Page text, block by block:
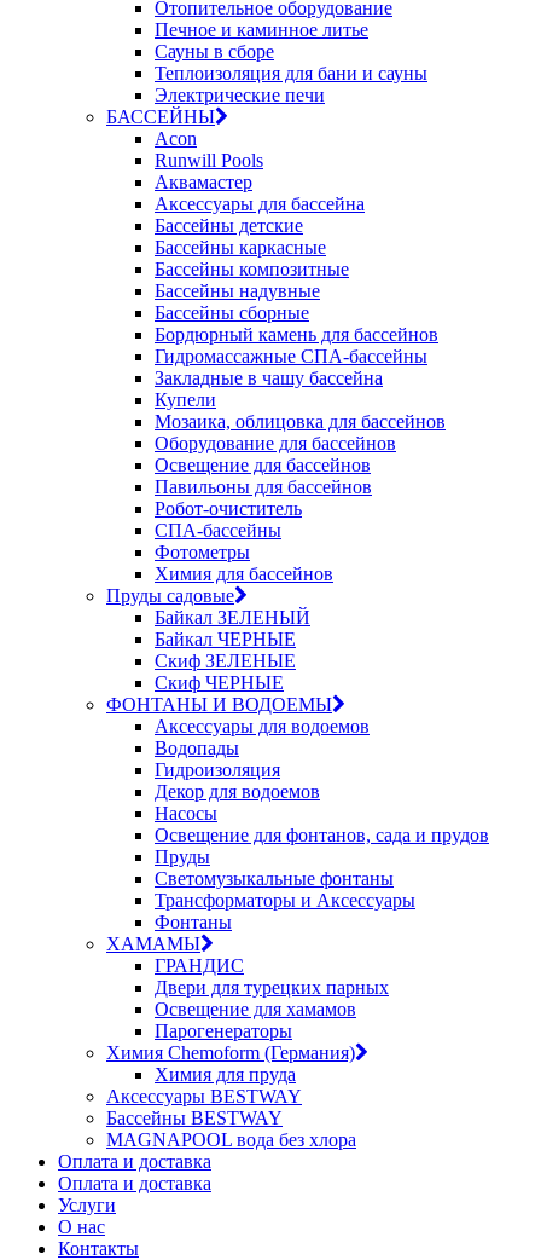
Отопительное оборудование
Печное и каминное литье
Сауны в сборе
Теплоизоляция для бани и сауны
Электрические печи
БАССЕЙНЫ
Acon
Runwill Pools
Аквамастер
Аксессуары для бассейна
Бассейны детские
Бассейны каркасные
Бассейны композитные
Бассейны надувные
Бассейны сборные
Бордюрный камень для бассейнов
Гидромассажные СПА-бассейны
Закладные в чашу бассейна
Купели
Мозаика, облицовка для бассейнов
Оборудование для бассейнов
Освещение для бассейнов
Павильоны для бассейнов
Робот-очиститель
СПА-бассейны
Фотометры
Химия для бассейнов
Пруды садовые
Байкал ЗЕЛЕНЫЙ
Байкал ЧЕРНЫЕ
Скиф ЗЕЛЕНЫЕ
Скиф ЧЕРНЫЕ
ФОНТАНЫ И ВОДОЕМЫ
Аксессуары для водоемов
Водопады
Гидроизоляция
Декор для водоемов
Насосы
Освещение для фонтанов, сада и прудов
Пруды
Светомузыкальные фонтаны
Трансформаторы и Аксессуары
Фонтаны
ХАМАМЫ
ГРАНДИС
Двери для турецких парных
Освещение для хамамов
Парогенераторы
Химия Chemoform (Германия)
Химия для пруда
Аксессуары BESTWAY
Бассейны BESTWAY
MAGNAPOOL вода без хлора
Оплата и доставка
Оплата и доставка
Услуги
О нас
Контакты